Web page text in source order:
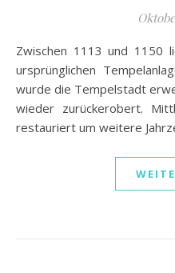
Zwischen 1113 und 1150 ließ König Suryavarman II. die
ursprünglichen
wurde die Tempelstadt
wieder zurückerobert.
restauriert um weitere